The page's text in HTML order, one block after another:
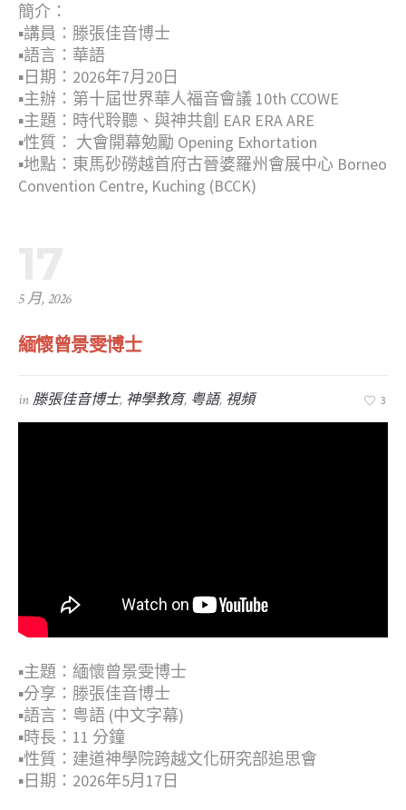
簡介：
▪︎講員：滕張佳音博士
▪︎語言：華語
▪︎日期：2026年7月20日
▪︎主辦：第十屆世界華人福音會議 10th CCOWE
▪︎主題：時代聆聽、與神共創 EAR ERA ARE
▪︎性質： 大會開幕勉勵 Opening Exhortation
▪︎地點：東馬砂磱越首府古晉婆羅州會展中心 Borneo
Convention Centre, Kuching (BCCK)
5 月, 2026
緬懷曾景雯博士
in滕張佳音博士, 神學教育, 粤語, 視頻 3
▪︎主題：緬懷曾景雯博士
▪︎分享：滕張佳音博士
▪︎語言：粤語 (中文字幕)
▪︎時長：11 分鐘
▪︎性質：建道神學院跨越文化研究部追思會
▪︎日期：2026年5月17日